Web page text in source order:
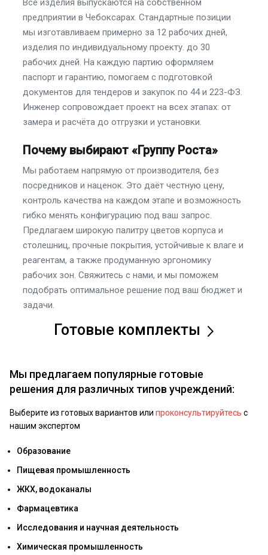
Все изделия выпускаются на собственном
предприятии в Чебоксарах. Стандартные позиции
мы изготавливаем примерно за 12 рабочих дней,
изделия по индивидуальному проекту. до 30
рабочих дней. На каждую партию оформляем
паспорт и гарантию, помогаем с подготовкой
документов для тендеров и закупок по 44 и 223-ФЗ.
Инженер сопровождает проект на всех этапах: от
замера и расчёта до отгрузки и установки.
Почему выбирают «Группу Роста»
Мы работаем напрямую от производителя, без
посредников и наценок. Это даёт честную цену,
контроль качества на каждом этапе и возможность
гибко менять конфигурацию под ваш запрос.
Предлагаем широкую палитру цветов корпуса и
столешниц, прочные покрытия, устойчивые к влаге и
реагентам, а также продуманную эргономику
рабочих зон. Свяжитесь с нами, и мы поможем
подобрать оптимальное решение под ваш бюджет и
задачи.
Готовые комплекты
Мы предлагаем популярные готовые
решения для различных типов учреждений:
Выберите из готовых вариантов или проконсультируйтесь с
нашим экспертом
Образование
Пищевая промышленность
ЖКХ, водоканалы
Фармацевтика
Исследования и научная деятельность
Химическая промышленность